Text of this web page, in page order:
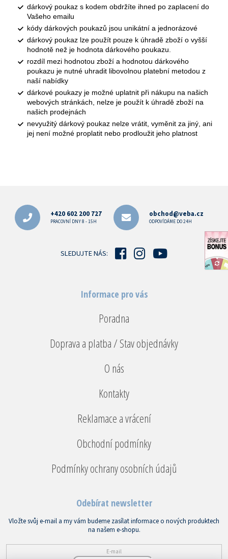
dárkový poukaz s kodem obdržíte ihned po zaplacení do
Vašeho emailu
kódy dárkových poukazů jsou unikátní a jednorázové
dárkový poukaz lze použít pouze k úhradě zboží o vyšší
hodnotě než je hodnota dárkového poukazu.
rozdíl mezi hodnotou zboží a hodnotou dárkového
poukazu je nutné uhradit libovolnou platební metodou z
naší nabídky
dárkové poukazy je možné uplatnit při nákupu na našich
webových stránkách, nelze je použít k úhradě zboží na
našich prodejnách
nevyužitý dárkový poukaz nelze vrátit, vyměnit za jiný, ani
jej není možné proplatit nebo prodloužit jeho platnost
+420 602 200 727
PRACOVNÍ DNY 8 - 15H
obchod@veba.cz
ODPOVÍDÁME DO 24H
SLEDUJTE NÁS:
Informace pro vás
Poradna
Doprava a platba / Stav objednávky
O nás
Kontakty
Reklamace a vrácení
Obchodní podmínky
Podmínky ochrany osobních údajů
Odebírat newsletter
Vložte svůj e-mail a my vám budeme zasílat informace o nových produktech
na našem e-shopu.
E-mail